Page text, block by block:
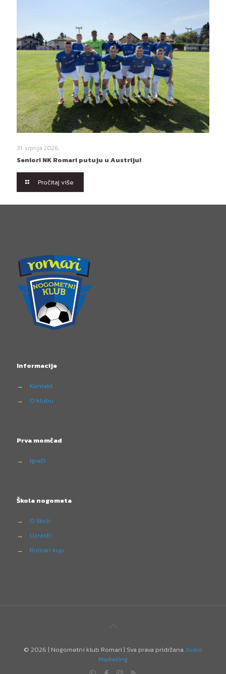
31. srpnja 2026.
Seniori NK Romari putuju u Austriju!
Pročitaj više
Informacije
→
Kontakt
→
O klubu
Prva momčad
→ Igrači
Škola nogometa
→
O školi
→
Uzrasti
→
Romari kup
© 2026 | Nogometni klub Romari | Sva prava pridržana. bobo
Marketing